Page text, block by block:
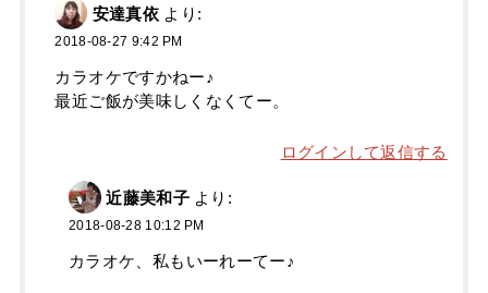
安達真依 より:
2018-08-27 9:42 PM
カラオケですかねー♪
最近ご飯が美味しくなくてー。
ログインして返信する
近藤美和子 より:
2018-08-28 10:12 PM
カラオケ、私もいーれーてー♪